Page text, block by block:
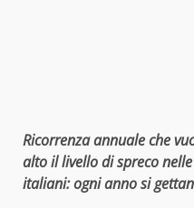
Ricorrenza annuale che
alto il livello di spreco
italiani: ogni anno si